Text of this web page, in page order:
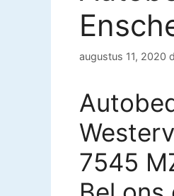
augustus 11, 2020
7545